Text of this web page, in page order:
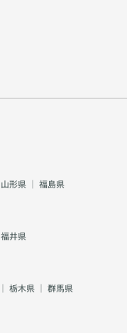
山形県 ｜ 福島県
福井県
｜ 栃木県 ｜ 群馬県